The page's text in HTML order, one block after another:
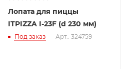
Лопата для пиццы
ITPIZZA I-23F (d 230 мм)
Под заказ Арт.: 324759